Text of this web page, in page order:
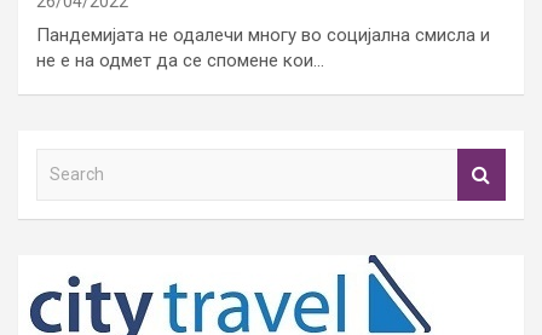
Пандемијата не одалечи многу во социјална смисла и
не е на одмет да се спомене кои…
h